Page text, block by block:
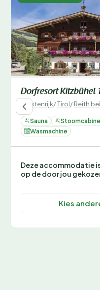
Dorfresort Kitzbühel
Oostenrijk/Tirol/Reith
Sauna Stoomcabine
Wasmachine
Deze accommodatie
op de door jou
Kies